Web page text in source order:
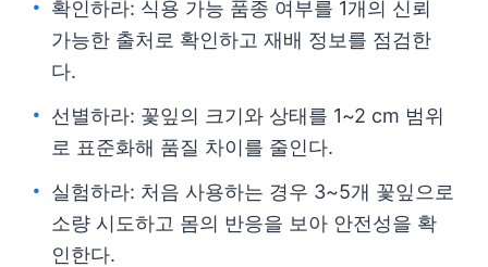
확인하라: 식용 가능 품종 여부를 1개의 신뢰
가능한 출처로 확인하고 재배 정보를 점검한
다.
선별하라: 꽃잎의 크기와 상태를 1~2 cm 범위
로 표준화해 품질 차이를 줄인다.
실험하라: 처음 사용하는 경우 3~5개 꽃잎으로
소량 시도하고 몸의 반응을 보아 안전성을 확
인한다.